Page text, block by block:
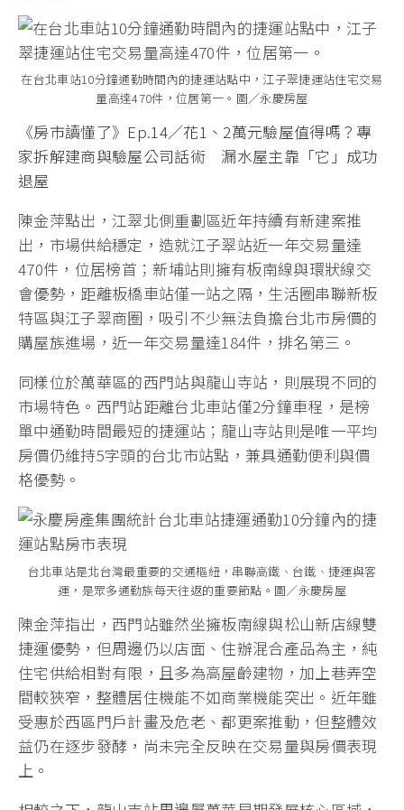
在台北車站10分鐘通勤時間內的捷運站點中，江子翠捷運站住宅交易
量高達470件，位居第一。圖／永慶房屋
《房市讀懂了》Ep.14／花1、2萬元驗屋值得嗎？專
家拆解建商與驗屋公司話術 漏水屋主靠「它」成功
退屋
陳金萍點出，江翠北側重劃區近年持續有新建案推
出，市場供給穩定，造就江子翠站近一年交易量達
470件，位居榜首；新埔站則擁有板南線與環狀線交
會優勢，距離板橋車站僅一站之隔，生活圈串聯新板
特區與江子翠商圈，吸引不少無法負擔台北市房價的
購屋族進場，近一年交易量達184件，排名第三。
同樣位於萬華區的西門站與龍山寺站，則展現不同的
市場特色。西門站距離台北車站僅2分鐘車程，是榜
單中通勤時間最短的捷運站；龍山寺站則是唯一平均
房價仍維持5字頭的台北市站點，兼具通勤便利與價
格優勢。
台北車站是北台灣最重要的交通樞紐，串聯高鐵、台鐵、捷運與客
運，是眾多通勤族每天往返的重要節點。圖／永慶房屋
陳金萍指出，西門站雖然坐擁板南線與松山新店線雙
捷運優勢，但周邊仍以店面、住辦混合產品為主，純
住宅供給相對有限，且多為高屋齡建物，加上巷弄空
間較狹窄，整體居住機能不如商業機能突出。近年雖
受惠於西區門戶計畫及危老、都更案推動，但整體效
益仍在逐步發酵，尚未完全反映在交易量與房價表現
上。